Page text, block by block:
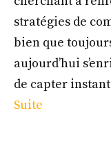
stratégies de
bien que
aujourd’hui
de capter
Suite